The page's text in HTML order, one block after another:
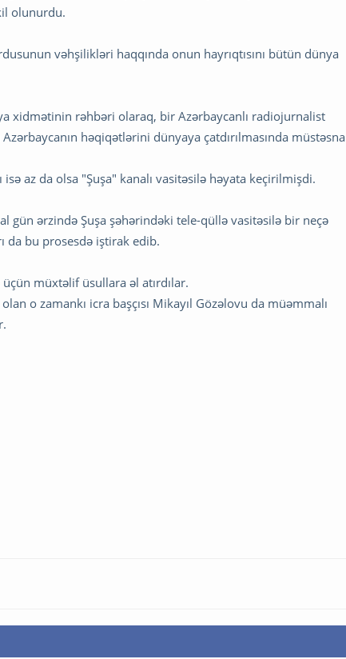
olunurdu.
vəhşilikləri haqqında onun hayrıqtısını bütün dünya
xidmətinin rəhbəri olaraq, bir Azərbaycanlı radiojurnalist
həqiqətlərini dünyaya çatdırılmasında müstəsna
az da olsa "Şuşa" kanalı vasitəsilə həyata keçirilmişdi.
gün ərzində Şuşa şəhərindəki tele-qüllə vasitəsilə bir neçə
da bu prosesdə iştirak edib.
müxtəlif üsullara əl atırdılar.
o zamankı icra başçısı Mikayıl Gözəlovu da müəmmalı